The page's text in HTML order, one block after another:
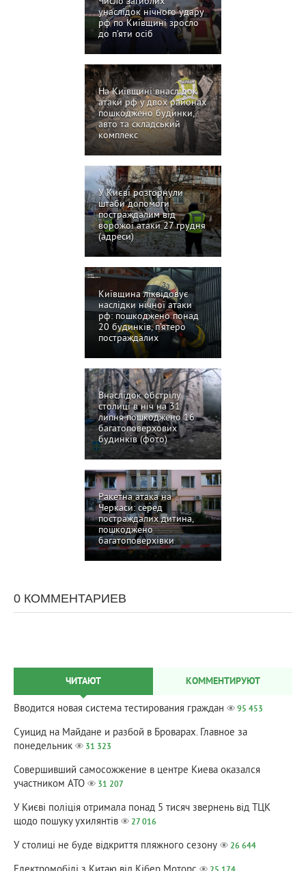
унаслідок нічного удару
рф по Київщині зросло
до п’яти осіб
На Київщині внаслідок
атаки рф у двох районах
пошкоджено будинки,
авто та складський
комплекс
У Києві розгорнули
штаби допомоги
постраждалим від
ворожої атаки 27 грудня
(адреси)
Київщина ліквідовує
наслідки нічної атаки
рф: пошкоджено понад
20 будинків, п’ятеро
постраждалих
Внаслідок обстрілу
столиці в ніч на 31
липня пошкоджено 16
багатоповерхових
будинків (фото)
Ракетна атака на
Черкаси: серед
постраждалих дитина,
пошкоджено
багатоповерхівки
0 КОММЕНТАРИЕВ
ЧИТАЮТ КОММЕНТИРУЮТ
Вводится новая система тестирования граждан 95 453
Суицид на Майдане и разбой в Броварах. Главное за
понедельник
31 323
Совершивший самосожжение в центре Киева оказался
участником АТО
31 207
У Києві поліція отримала понад 5 тисяч звернень від ТЦК
щодо пошуку ухилянтів
27 016
У столиці не буде відкриття пляжного сезону 26 644